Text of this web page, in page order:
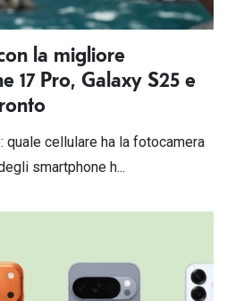
la migliore
17 Pro, Galaxy S25 e
quale cellulare ha la fotocamera
smartphone h...